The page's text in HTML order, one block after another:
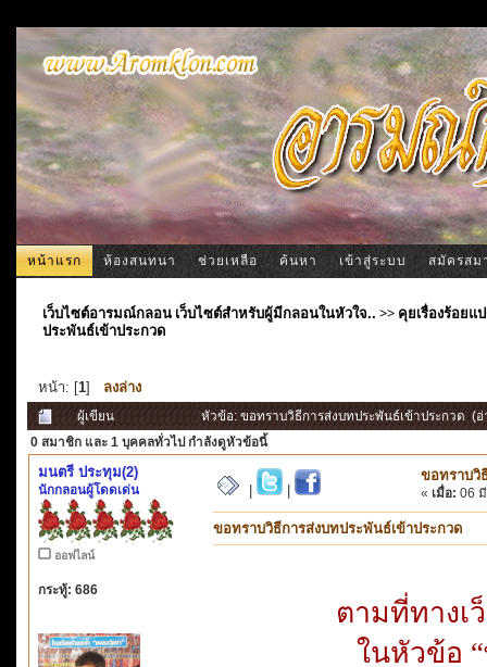
หน้าแรก ห้องสนทนา ช่วยเหลือ ค้นหา เข้าสู่ระบบ สมัครสม
เว็บไซต์อารมณ์กลอน เว็บไซต์สำหรับผู้มีกลอนในหัวใจ.. >> คุยเรื่องร้อย
ประพันธ์เข้าประกวด
หน้า: [1] ลงล่าง
ผู้เขียน
หัวข้อ: ขอทราบวิธีการส่งบทประพันธ์เข้าประกวด (อ่
0 สมาชิก และ 1 บุคคลทั่วไป กำลังดูหัวข้อนี้
มนตรี ประทุม(2)
นักกลอนผู้โดดเด่น
ออฟไลน์
กระทู้: 686
ขอทราบวิ
« เมื่อ: 06
ขอทราบวิธีการส่งบทประพันธ์เข้าประกวด
ตามที่ทางเ
ในหัวข้อ